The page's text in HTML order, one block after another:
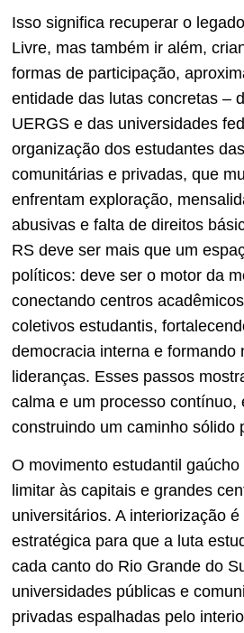
Isso significa recuperar o
Livre, mas também ir além,
formas de participação,
entidade das lutas concretas –
UERGS e das universidades
organização dos estudantes das
comunitárias e privadas, que
enfrentam exploração,
abusivas e falta de direitos
RS deve ser mais que um
políticos: deve ser o motor da
conectando centros
coletivos estudantis,
democracia interna e formando
lideranças. Esses passos
calma e um processo contínuo,
construindo um caminho sólido
O movimento estudantil
limitar às capitais e grandes
universitários. A interiorização
estratégica para que a luta
cada canto do Rio Grande do
universidades públicas e
privadas espalhadas pelo